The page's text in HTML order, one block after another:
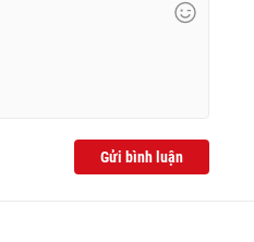
Gửi bình luận